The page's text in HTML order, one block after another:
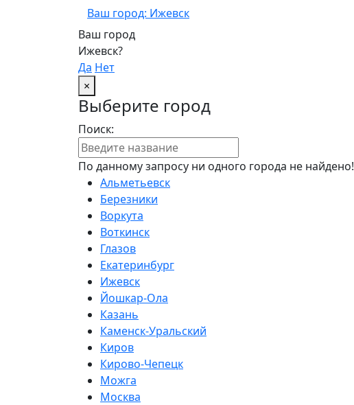
Ваш город: Ижевск
Ваш город
Ижевск?
Да Нет
×
Выберите город
Поиск:
По данному запросу ни одного города не найдено!
Альметьевск
Березники
Воркута
Воткинск
Глазов
Екатеринбург
Ижевск
Йошкар-Ола
Казань
Каменск-Уральский
Киров
Кирово-Чепецк
Можга
Москва